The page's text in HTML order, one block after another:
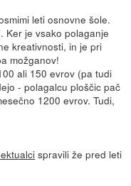
leti osnovne šole.
Ker je vsako polaganje
kreativnosti, in je pri
možganov!
ali 150 evrov (pa tudi
- polagalcu ploščic pač
1200 evrov. Tudi,
spravili že pred leti